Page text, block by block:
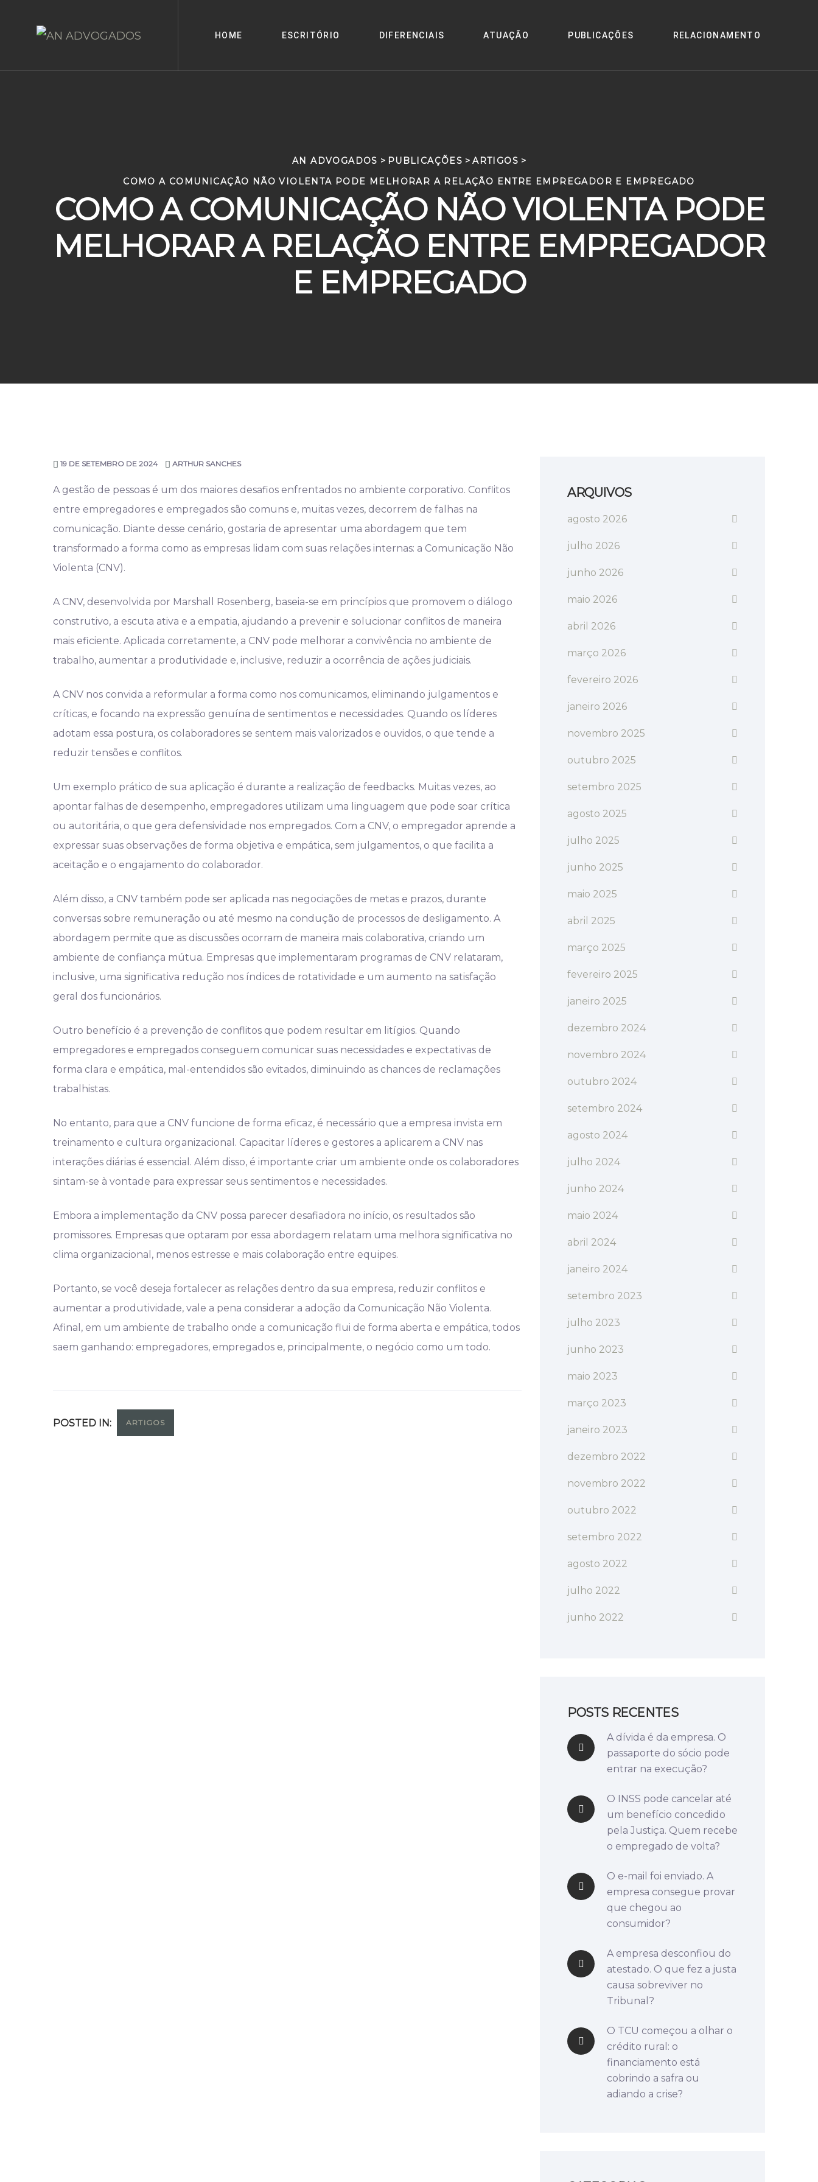
HOME ESCRITÓRIO DIFERENCIAIS ATUAÇÃO PUBLICAÇÕES RELACIONAMENTO
AN ADVOGADOS > PUBLICAÇÕES >ARTIGOS >
COMO A COMUNICAÇÃO NÃO VIOLENTA PODE MELHORAR A RELAÇÃO ENTRE EMPREGADOR E EMPREGADO
COMO A COMUNICAÇÃO NÃO VIOLENTA PODE
MELHORAR A RELAÇÃO ENTRE EMPREGADOR
E EMPREGADO
19 DE SETEMBRO DE 2024 ARTHUR SANCHES
A gestão de pessoas é um dos maiores desafios enfrentados no ambiente corporativo. Conflitos
entre empregadores e empregados são comuns e, muitas vezes, decorrem de falhas na
comunicação. Diante desse cenário, gostaria de apresentar uma abordagem que tem
transformado a forma como as empresas lidam com suas relações internas: a Comunicação Não
Violenta (CNV).
A CNV, desenvolvida por Marshall Rosenberg, baseia-se em princípios que promovem o diálogo
construtivo, a escuta ativa e a empatia, ajudando a prevenir e solucionar conflitos de maneira
mais eficiente. Aplicada corretamente, a CNV pode melhorar a convivência no ambiente de
trabalho, aumentar a produtividade e, inclusive, reduzir a ocorrência de ações judiciais.
A CNV nos convida a reformular a forma como nos comunicamos, eliminando julgamentos e
críticas, e focando na expressão genuína de sentimentos e necessidades. Quando os líderes
adotam essa postura, os colaboradores se sentem mais valorizados e ouvidos, o que tende a
reduzir tensões e conflitos.
Um exemplo prático de sua aplicação é durante a realização de feedbacks. Muitas vezes, ao
apontar falhas de desempenho, empregadores utilizam uma linguagem que pode soar crítica
ou autoritária, o que gera defensividade nos empregados. Com a CNV, o empregador aprende a
expressar suas observações de forma objetiva e empática, sem julgamentos, o que facilita a
aceitação e o engajamento do colaborador.
Além disso, a CNV também pode ser aplicada nas negociações de metas e prazos, durante
conversas sobre remuneração ou até mesmo na condução de processos de desligamento. A
abordagem permite que as discussões ocorram de maneira mais colaborativa, criando um
ambiente de confiança mútua. Empresas que implementaram programas de CNV relataram,
inclusive, uma significativa redução nos índices de rotatividade e um aumento na satisfação
geral dos funcionários.
Outro benefício é a prevenção de conflitos que podem resultar em litígios. Quando
empregadores e empregados conseguem comunicar suas necessidades e expectativas de
forma clara e empática, mal-entendidos são evitados, diminuindo as chances de reclamações
trabalhistas.
No entanto, para que a CNV funcione de forma eficaz, é necessário que a empresa invista em
treinamento e cultura organizacional. Capacitar líderes e gestores a aplicarem a CNV nas
interações diárias é essencial. Além disso, é importante criar um ambiente onde os colaboradores
sintam-se à vontade para expressar seus sentimentos e necessidades.
Embora a implementação da CNV possa parecer desafiadora no início, os resultados são
promissores. Empresas que optaram por essa abordagem relatam uma melhora significativa no
clima organizacional, menos estresse e mais colaboração entre equipes.
Portanto, se você deseja fortalecer as relações dentro da sua empresa, reduzir conflitos e
aumentar a produtividade, vale a pena considerar a adoção da Comunicação Não Violenta.
Afinal, em um ambiente de trabalho onde a comunicação flui de forma aberta e empática, todos
saem ganhando: empregadores, empregados e, principalmente, o negócio como um todo.
POSTED IN: ARTIGOS
ARQUIVOS
agosto 2026
julho 2026
junho 2026
maio 2026
abril 2026
março 2026
fevereiro 2026
janeiro 2026
novembro 2025
outubro 2025
setembro 2025
agosto 2025
julho 2025
junho 2025
maio 2025
abril 2025
março 2025
fevereiro 2025
janeiro 2025
dezembro 2024
novembro 2024
outubro 2024
setembro 2024
agosto 2024
julho 2024
junho 2024
maio 2024
abril 2024
janeiro 2024
setembro 2023
julho 2023
junho 2023
maio 2023
março 2023
janeiro 2023
dezembro 2022
novembro 2022
outubro 2022
setembro 2022
agosto 2022
julho 2022
junho 2022
POSTS RECENTES
A dívida é da empresa. O
passaporte do sócio pode
entrar na execução?
O INSS pode cancelar até
um benefício concedido
pela Justiça. Quem recebe
o empregado de volta?
O e-mail foi enviado. A
empresa consegue provar
que chegou ao
consumidor?
A empresa desconfiou do
atestado. O que fez a justa
causa sobreviver no
Tribunal?
O TCU começou a olhar o
crédito rural: o
financiamento está
cobrindo a safra ou
adiando a crise?